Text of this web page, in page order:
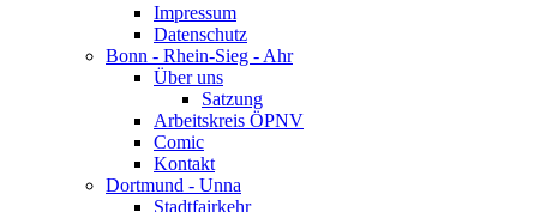
Impressum
Datenschutz
Bonn - Rhein-Sieg - Ahr
Über uns
Satzung
Arbeitskreis ÖPNV
Comic
Kontakt
Dortmund - Unna
Stadtfairkehr